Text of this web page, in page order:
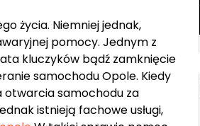
życia. Niemniej jednak,
pomocy. Jednym z
kluczyków bądź zamknięcie
samochodu Opole. Kiedy
samochodu za
istnieją fachowe usługi,